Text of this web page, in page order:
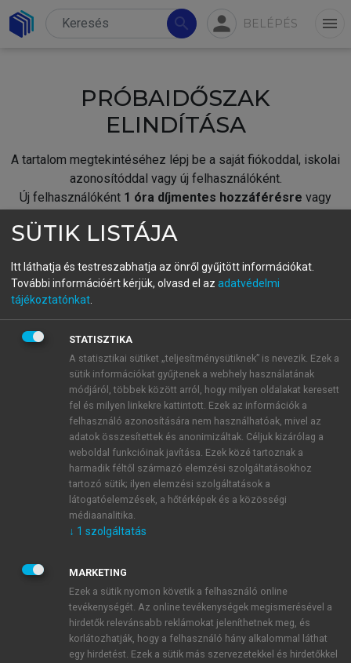
search person BELÉPÉS menu
PRÓBAIDŐSZAK
ELINDÍTÁSA
A tartalom megtekintéséhez lépj be a saját fiókoddal, iskolai
azonosítóddal vagy új felhasználóként.
Új felhasználóként 1 óra díjmentes hozzáférésre vagy
fiókoddal,vagy hozz létre új fiókot.
A regisztráció után apróbaidőszakautomatikusan
BELÉPÉS SAJÁT FIÓKKAL
ÚJ FIÓK LÉTREHOZÁSA
1 óra díjmentes hozzáférés
E-MAIL-CÍM
JELSZÓ
JELSZÓ ÚJRA
SÜTIK LISTÁJA
Itt láthatja és testreszabhatja az önről gyűjtött információkat.
További információért kérjük, olvasd el az adatvédelmi
tájékoztatónkat
STATISZTIKA
A statisztikai sütiket „teljesítménysütiknek” is nevezik. Ezek a
sütik információkat gyűjtenek a webhely használatának
módjáról, többek között arról, hogy milyen oldalakat keresett
fel és milyen linkekre kattintott. Ezek az információk a
felhasználó azonosítására nem használhatóak, mivel az
adatok összesítettek és anonimizáltak. Céljuk kizárólag a
weboldal funkcióinak javítása. Ezek közé tartoznak a
harmadik féltől származó elemzési szolgáltatásokhoz
tartozó sütik; ilyen elemzési szolgáltatások a
látogatóelemzések, a hőtérképek és a közösségi
médiaanalitika.
↓ 1 szolgáltatás
MARKETING
Ezek a sütik nyomon követik a felhasználó online
tevékenységét. Az online tevékenységek megismerésével a
hirdetők relevánsabb reklámokat jeleníthetnek meg, és
korlátozhatják, hogy a felhasználó hány alkalommal láthat
egy hirdetést. Ezek a sütik más szervezetekkel és hirdetőkkel